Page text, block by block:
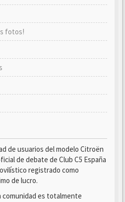
fotos!
de usuarios del modelo Citroën
de debate de Club C5 España
registrado como
de lucro.
comunidad es totalmente